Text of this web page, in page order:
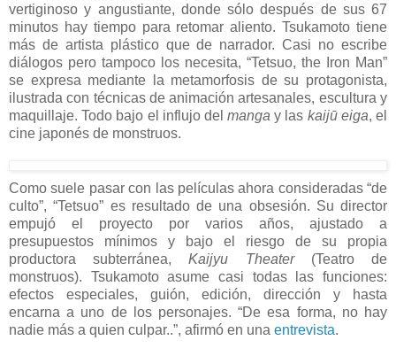
vertiginoso y angustiante, donde sólo después de sus 67
minutos hay tiempo para retomar aliento. Tsukamoto tiene
más de artista plástico que de narrador. Casi no escribe
diálogos pero tampoco los necesita, “Tetsuo, the Iron Man”
se expresa mediante la metamorfosis de su protagonista,
ilustrada con técnicas de animación artesanales, escultura y
maquillaje. Todo bajo el influjo delmanga y las kaijū eiga, el
cine japonés de monstruos.
Como suele pasar con las películas ahora consideradas “de
culto”, “Tetsuo” es resultado de una obsesión. Su director
empujó el proyecto por varios años, ajustado a
presupuestos mínimos y bajo el riesgo de su propia
productora subterránea,Kaijyu Theater(Teatro de
monstruos). Tsukamoto asume casi todas las funciones:
efectos especiales, guión, edición, dirección y hasta
encarna a uno de los personajes. “De esa forma, no hay
nadie más a quien culpar..”, afirmó en una entrevista.